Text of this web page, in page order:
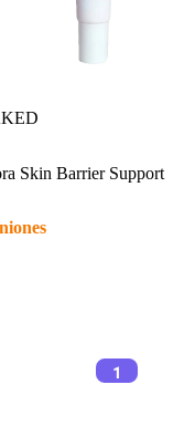
Skin Barrier Support
1